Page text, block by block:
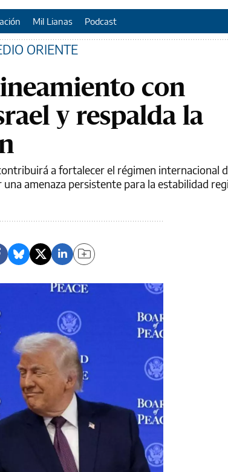
Mil Lianas Podcast
ORIENTE
con
y respalda la
a fortalecer el régimen internacional
amenaza persistente para la estabilidad